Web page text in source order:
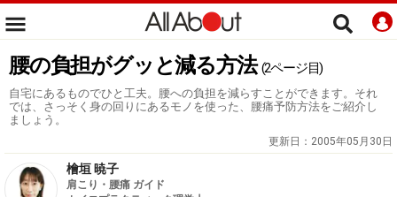
腰の負担がグッと減る方法 (2ページ目)
自宅にあるものでひと工夫。腰への負担を減らすことができます。それ
では、さっそく身の回りにあるモノを使った、腰痛予防方法をご紹介し
ましょう。
更新日： 2005年05月30日
檜垣 暁子
肩こり・腰痛 ガイド